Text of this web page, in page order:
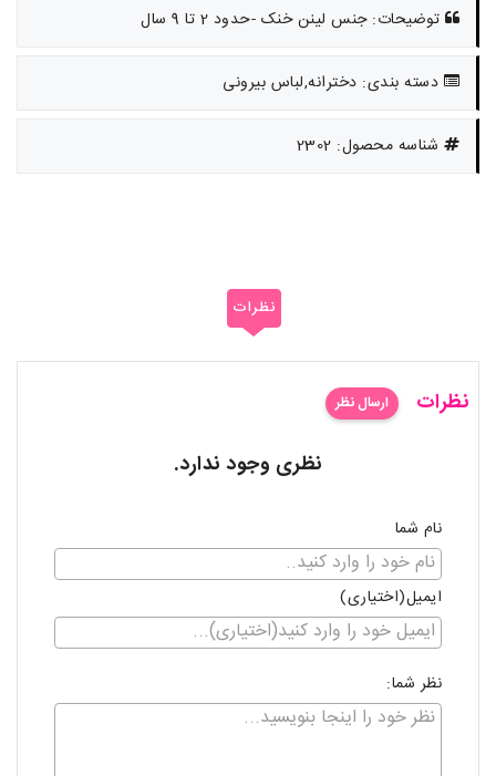
توضیحات: جنس لینن خنک -حدود 2 تا 9 سال
دسته بندی: دخترانه,لباس بیرونی
شناسه محصول: 2302
نظرات
نظرات ارسال نظر
نظری وجود ندارد.
نام شما
ایمیل(اختیاری)
نظر شما: